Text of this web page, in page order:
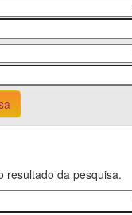
resultado da pesquisa.